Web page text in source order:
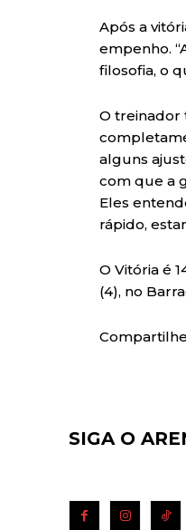
Após a
empenho.
filosofia, o
O treinador
alguns
com que a
Eles
rápido,
O Vitória é
(4), no
Compartilhe
SIGA O